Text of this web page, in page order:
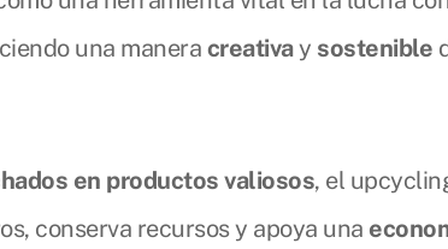
una manera creativay sostenible
en productos valiosos, el
conserva recursos y apoya una